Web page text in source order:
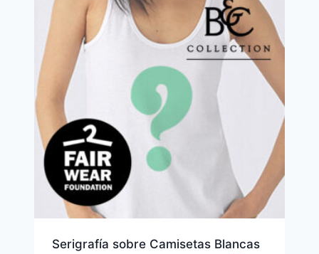
Serigrafía sobre Camisetas Blancas